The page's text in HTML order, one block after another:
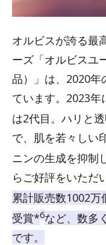
オルビスが誇る最
ーズ「オルビスユ
品）」は、2020年
ています。2023
は2代目。ハリと
で、肌を若々しい
ニンの生成を抑制
らご好評をいただ
累計販売数1002万
受賞*6など、数多
です。